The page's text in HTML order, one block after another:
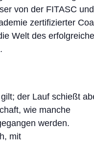
von der FITASC
zertifizierter
Welt des
der Lauf schießt
wie manche
werden.
mit